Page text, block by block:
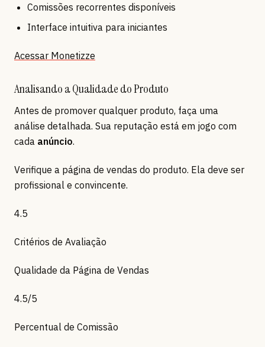
Comissões recorrentes disponíveis
Interface intuitiva para iniciantes
Acessar Monetizze
Analisando a Qualidade do Produto
Antes de promover qualquer produto, faça uma
análise detalhada. Sua reputação está em jogo com
cada anúncio.
Verifique a página de vendas do produto. Ela deve ser
profissional e convincente.
4.5
Critérios de Avaliação
Qualidade da Página de Vendas
4.5/5
Percentual de Comissão